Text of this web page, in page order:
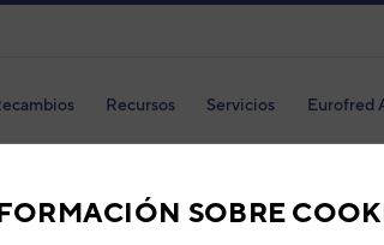
SOBRE
Recursos Servicios Eurofred
3IVF8180